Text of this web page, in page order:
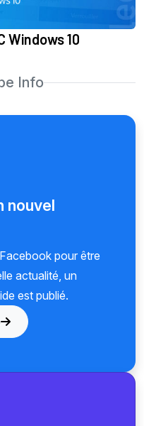
Windows 10
Info
nouvel
pour être
actualité, un
est publié.